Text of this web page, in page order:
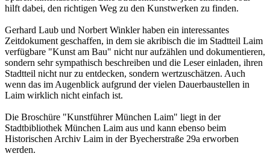
hilft dabei, den richtigen Weg zu den Kunstwerken zu finden.
Gerhard Laub und Norbert Winkler haben ein interessantes
Zeitdokument geschaffen, in dem sie akribisch die im Stadtteil Laim
verfügbare "Kunst am Bau" nicht nur aufzählen und dokumentieren,
sondern sehr sympathisch beschreiben und die Leser einladen, ihren
Stadtteil nicht nur zu entdecken, sondern wertzuschätzen. Auch
wenn das im Augenblick aufgrund der vielen Dauerbaustellen in
Laim wirklich nicht einfach ist.
Die Broschüre "Kunstführer München Laim" liegt in der
Stadtbibliothek München Laim aus und kann ebenso beim
Historischen Archiv Laim in der Byecherstraße 29a erworben
werden.